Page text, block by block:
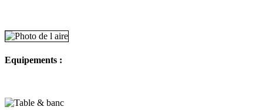
Equipements :